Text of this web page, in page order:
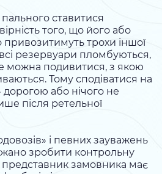
ставитися
того, що його або
трохи іншої
резервуари пломбуються,
можна подивитися, з якою
Тому сподіватися на
або нічого не
після ретельної
і певних зауважень
зробити контрольну
представник замовника має